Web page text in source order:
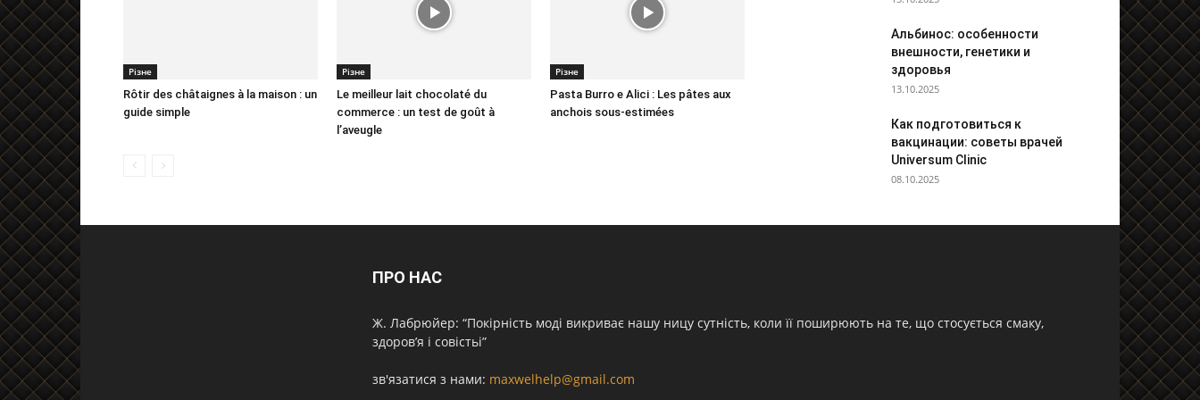
Різне
Rôtir des châtaignes à la maison : un
guide simple
Різне
Le meilleur lait chocolaté du
commerce : un test de goût à
l’aveugle
Різне
Pasta Burro e Alici : Les pâtes aux
anchois sous-estimées
Альбинос: особенности
внешности, генетики и
здоровья
13.10.2025
Как подготовиться к
вакцинации: советы врачей
Universum Clinic
08.10.2025
ПРО НАС
Ж. Лабрюйер: “Покірність моді викриває нашу ницу сутність, коли її поширюють на те, що стосується смаку,
здоров’я і совістьі”
зв'язатися з нами: maxwelhelp@gmail.com